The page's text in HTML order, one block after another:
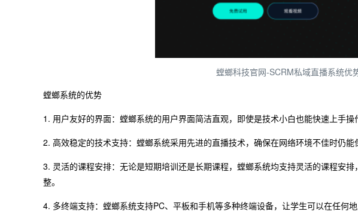
螳螂科技官网-SCRM私域直播系统优
螳螂系统的优势
1. 用户友好的界面：螳螂系统的用户界面简洁直观，即使是技术小白也能快速上手操
2. 高效稳定的技术支持：螳螂系统采用先进的直播技术，确保在网络环境不佳时仍能
3. 灵活的课程安排：无论是短期培训还是长期课程，螳螂系统均支持灵活的课程安
整。
4. 多终端支持：螳螂系统支持PC、平板和手机等多种终端设备，让学生可以在任何